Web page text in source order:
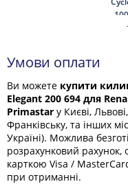
Умови оплати
Ви можете купити
Elegant 200 694 для
Primastar у Києві,
Франківську, та інших
Україні). Можлива
розрахунковий
карткою Visa /
при отриманні.